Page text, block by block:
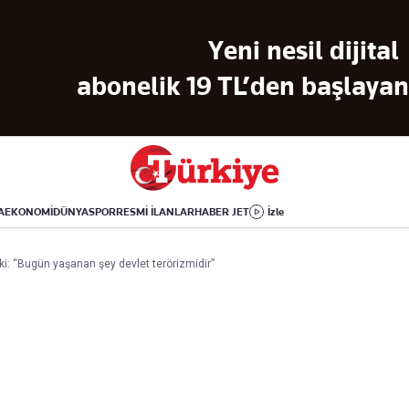
Yeni nesil dijital
abonelik 19 TL’den
EKONOMİDÜNYASPORRESMİ İLANLARHABER JET İzle
Amerika
İsrail-Gazze
Yemek
Aktüel
Sinema
Kitap
“Bugün yaşanan şey devlet terörizmidir”